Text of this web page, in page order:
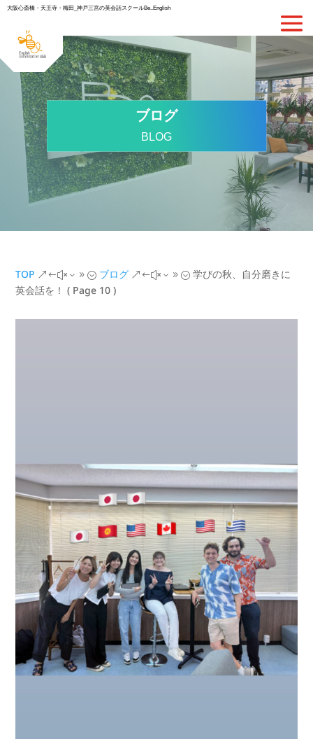
大阪心斎橋・天王寺・梅田_神戸三宮の英会話スクールBe..English
ブログ
BLOG
TOP &#x39; ブログ &#x39; 学びの秋、自分磨きに
英会話を！ ( Page 10 )